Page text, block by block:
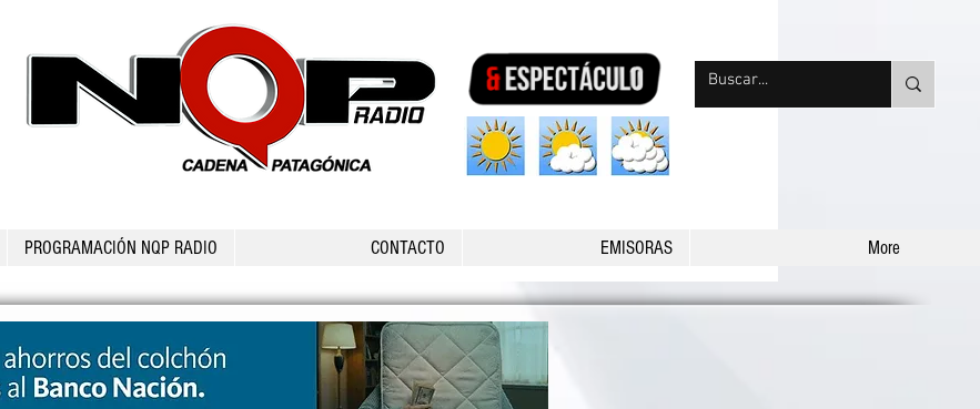
PROGRAMACIÓN NQP RADIO CONTACTO EMISORAS More